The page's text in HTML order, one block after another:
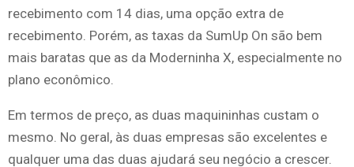
recebimento com 14 dias, uma opção extra de
recebimento. Porém, as taxas da SumUp On são bem
mais baratas que as da Moderninha X, especialmente no
plano econômico.
Em termos de preço, as duas maquininhas custam o
mesmo. No geral, às duas empresas são excelentes e
qualquer uma das duas ajudará seu negócio a crescer.